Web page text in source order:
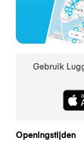
Gebruik
Openingstijden